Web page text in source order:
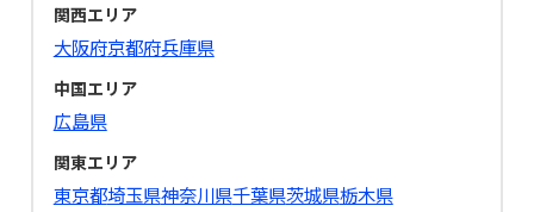
関西エリア
大阪府京都府兵庫県
中国エリア
広島県
関東エリア
東京都埼玉県神奈川県千葉県茨城県栃木県